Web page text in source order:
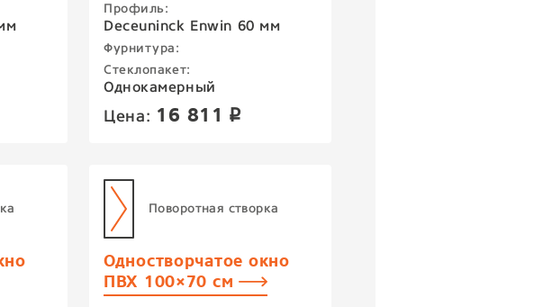
Профиль:
Deceuninck Enwin 60 мм
Фурнитура:
Стеклопакет:
Однокамерный
Цена: 16 811 p
Поворотная створка
Одностворчатое окно
ПВХ 100×70 см